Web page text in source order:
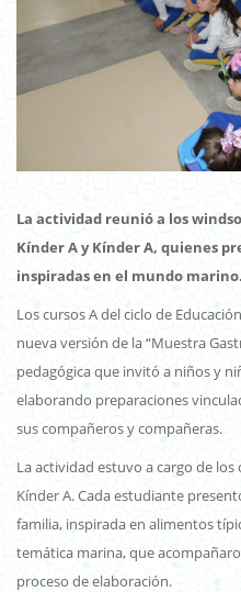
La actividad reunió a los
Kínder A y Kínder A, quienes
inspiradas en el mundo marino.
Los cursos A del ciclo de
nueva versión de la “Muestra
pedagógica que invitó a niños y
elaborando preparaciones
sus compañeros y compañeras.
La actividad estuvo a cargo de los
Kínder A. Cada estudiante
familia, inspirada en alimentos
temática marina, que
proceso de elaboración.